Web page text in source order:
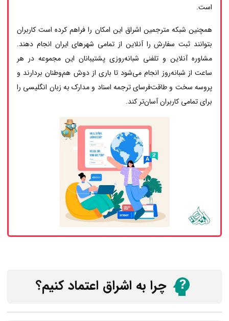
است.
همچنین شبکه مترجمین اشراق این امکان را فراهم کرده است کاربران
بتوانند ثبت سفارش را آنلاین از تمامی شهرهای ایران انجام دهند.
مشاوره آنلاین و تلفنی شبانه‌روزی پشتیبانان این مجموعه در هر
ساعت از شبانه‌روز انجام می‌شود تا باری از دوش هم‌وطنان بردارند و
پروسه سخت و طاقت‌فرسای ترجمه اسناد و مدارک به زبان انگلیسی را
برای تمامی کاربران آسان‌تر کند.
چرا به اشراق اعتماد کنیم؟